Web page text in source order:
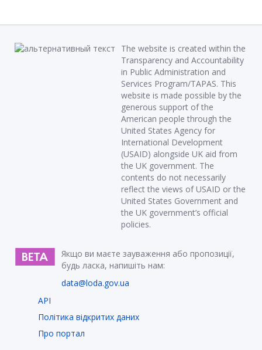
The website is created within the
Transparency and Accountability
in Public Administration and
Services Program/TAPAS. This
website is made possible by the
generous support of the
American people through the
United States Agency for
International Development
(USAID) alongside UK aid from
the UK government. The
contents do not necessarily
reflect the views of USAID or the
United States Government and
the UK government’s official
policies.
Якщо ви маєте зауваження або пропозиції,
будь ласка, напишіть нам:
data@loda.gov.ua
API
Політика відкритих даних
Про портал